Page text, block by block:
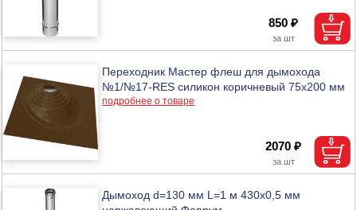
850 ₽
Переходник Мастер флеш для дымохода
№1/№17-RES силикон коричневый 75х200 мм
подробнее о товаре
2070 ₽
Дымоход d=130 мм L=1 м 430х0,5 мм